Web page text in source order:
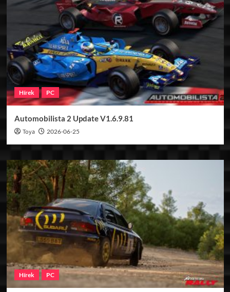
Hírek PC
Automobilista 2 Update V1.6.9.81
Toya 2026-06-25
Hírek PC